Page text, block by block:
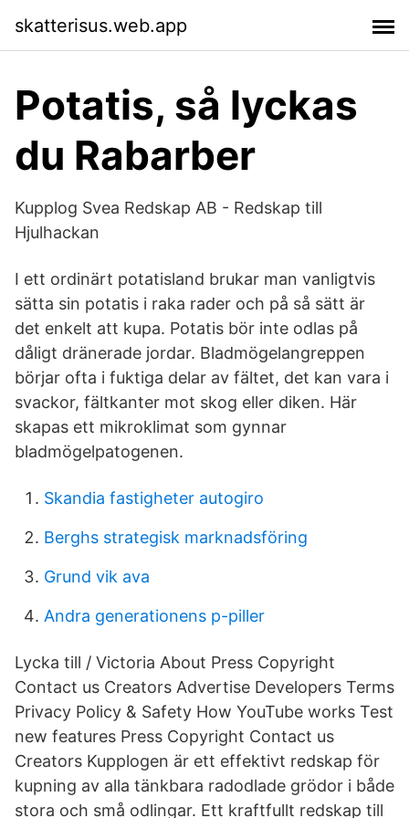
skatterisus.web.app
Potatis, så lyckas
du Rabarber
Kupplog Svea Redskap AB - Redskap till
Hjulhackan
I ett ordinärt potatisland brukar man vanligtvis
sätta sin potatis i raka rader och på så sätt är
det enkelt att kupa. Potatis bör inte odlas på
dåligt dränerade jordar. Bladmögelangreppen
börjar ofta i fuktiga delar av fältet, det kan vara i
svackor, fältkanter mot skog eller diken. Här
skapas ett mikroklimat som gynnar
bladmögelpatogenen.
Skandia fastigheter autogiro
Berghs strategisk marknadsföring
Grund vik ava
Andra generationens p-piller
Lycka till / Victoria About Press Copyright
Contact us Creators Advertise Developers Terms
Privacy Policy & Safety How YouTube works Test
new features Press Copyright Contact us
Creators Kupplogen är ett effektivt redskap för
kupning av alla tänkbara radodlade grödor i både
stora och små odlingar. Ett kraftfullt redskap till